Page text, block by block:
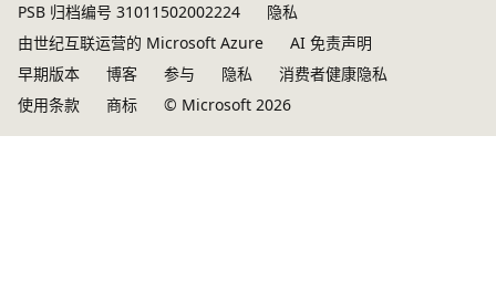
PSB 归档编号 31011502002224
隐私
由世纪互联运营的 Microsoft Azure
AI 免责声明
早期版本
博客 参与 隐私
消费者健康隐私
使用条款
商标 © Microsoft 2026